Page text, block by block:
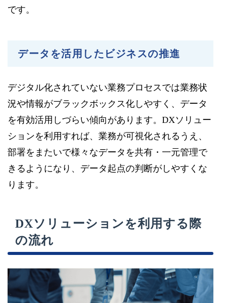
です。
データを活用したビジネスの推進
デジタル化されていない業務プロセスでは業務状
況や情報がブラックボックス化しやすく、データ
を有効活用しづらい傾向があります。DXソリュー
ションを利用すれば、業務が可視化されるうえ、
部署をまたいで様々なデータを共有・一元管理で
きるようになり、データ起点の判断がしやすくな
ります。
DXソリューションを利用する際
の流れ